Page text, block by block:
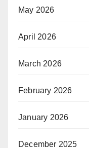
May 2026
April 2026
March 2026
February 2026
January 2026
December 2025